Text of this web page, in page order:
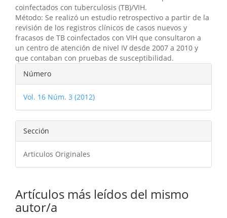
coinfectados con tuberculosis (TB)/VIH.
Método: Se realizó un estudio retrospectivo a partir de la
revisión de los registros clínicos de casos nuevos y
fracasos de TB coinfectados con VIH que consultaron a
un centro de atención de nivel IV desde 2007 a 2010 y
que contaban con pruebas de susceptibilidad.
Detalles
del
artículo
Número
Vol. 16 Núm. 3 (2012)
Sección
Articulos Originales
Artículos más leídos del mismo
autor/a